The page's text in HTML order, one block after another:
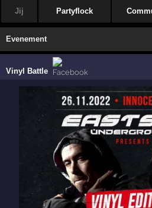
Jij Partyflock
Evenement
Vinyl Battle